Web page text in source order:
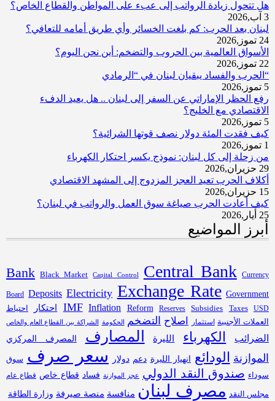
هل تتحول زيادة الرواتب إلى عبء على المواطن والقطاع الخاص؟
3 آب,2026
لبنان بعد الحرب: كم بلغت الخسائر وأي طريق أمامه للتعافي؟
24 تموز,2026
الأسواق العالمية بين الحروب والتضخم: أين نحن اليوم؟
22 تموز,2026
“الحرب والفساد يبقيان لبنان في “الرمادي
5 تموز,2026
رفع الحظر الإماراتي عن السفر إلى لبنان .. هل يعيد الدفء
الاقتصادي مع الخليج؟
5 تموز,2026
كيف فقدت المئة دولار نصف قوتها الشرائية؟
1 تموز,2026
من زحلة إلى كل لبنان: نموذج يكسر احتكار الكهرباء
29 حزيران,2026
أكلاف الحرب تعيد العجز المزدوج إلى المشهد الاقتصادي
15 حزيران,2026
كيف أعادت الحرب صياغة سوق العمل والرواتب في لبنان؟
25 أيار,2026
أبرز المواضيع
Bank Black Market Capital Control Central Bank Currency
Board Deposits Electricity Exchange Rate Government
IMF Inflation Reform Reserves Subsidies Taxes USD احتكار
احتياط
العملات الأجنبية
استثمار اصلاح التضخم الحكومة الشراكة بين القطاع العام والخاص
الضرائب الكهرباء الليرة المصارف المصرف المركزي
الموازنة الودائع انهيار الليرة دعم دولار سعر صرف سوق
سوداء صندوق النقد الدولي عجز الموازنة فساد قطاع خاص قطاع عام
مجلس النقد مصرف لبنان منافسة منصة صيرفة وزارة الطاقة